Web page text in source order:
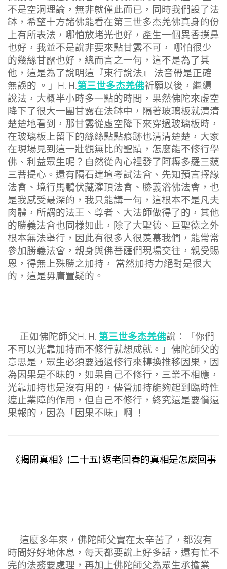
不是空洞理論，無非就僅此而已，同時我們設了法
缽，希望十方諸佛能看在第三世多杰羌佛真身的份
上有所表法，哪怕放堵光也好，產生一個異香撲鼻
也好，我並不是說非要來點甘露不可， 哪怕很少
的幾絲甘露也好，總而言之一句，這不是為了其
他，這是為了說明這『東行說法』 法音帶是正確
無誤的 。」H. H.第三世多杰羌佛祈願以後，繼續
說法，大概半小時多一點的時間，果然佛陀來虛空
降下了很大一團甘露在法缽中，隔著玻璃板就清清
楚楚地看到，那甘露從虛空降下來穿過玻璃板時，
在玻璃板上留下的絲絲點點痕跡也清清楚楚，大家
在現場見到這一壯觀無比的聖蹟，怎麼能不修行學
佛、利益眾生呢？自然從內心裡發了阿耨多羅三藐
三菩提心。還有隔石建壇考試法會、先知預言擇緣
法會、境行馬鵬伏藏灌頂法會、勝義浴佛法會，也
是我感受最深的，我只能講一句，這根本不是凡夫
肉體，所謂的法王、尊者、大法師做得了的，其他
的勝義法會也同樣如此，除了大聖德、巨聖德之外
根本無法舉行，因此有很多人很羨慕我們，能常常
參加勝義法會，親身與佛菩薩們現場交往，親受賜
恩，得無上殊勝之加持， 當然加持力絕對是很大
的，這是毋庸置疑的。
正如佛陀師父H. H. 第三世多杰羌佛說：「你們
不可以光靠加持而不修行就想成就。」佛陀師父的
意思是，眾生必須要通過修行來轉換推移因果，因
為因果是不昧的，如果自己不修行，三業不相應，
光靠加持也是沒有用的，儘管加持能夠起到臨時性
遮止業障的作用，但自己不修行，終究還是要償還
果報的，因為「因果不昧」啊 ！
《揭開真相》(二十五) 返老回春的真相是怎麼回事
這麼多年來，佛陀師父實在太辛苦了，都沒有
時間好好地休息，每天都要說上好多話，還有忙不
完的法務要處理，再加上佛陀師父為眾生承擔業